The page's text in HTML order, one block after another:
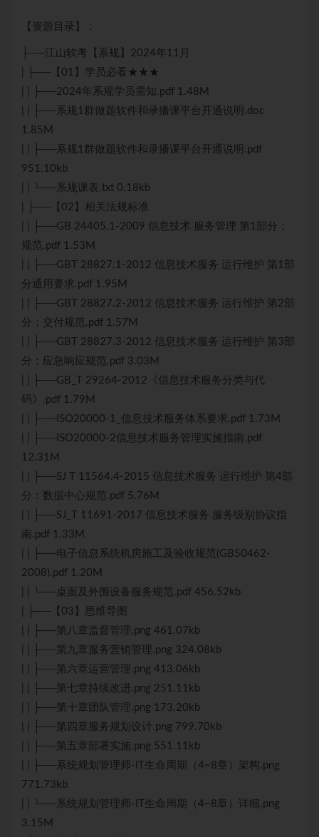
【资源目录】：
├──江山软考【系规】2024年11月
| ├──【01】学员必看★★★
| | ├──2024年系规学员需知.pdf 1.48M
| | ├──系规1群做题软件和录播课平台开通说明.doc
1.85M
| | ├──系规1群做题软件和录播课平台开通说明.pdf
951.10kb
| | └──系规课表.txt 0.18kb
| ├──【02】相关法规标准
| | ├──GB 24405.1-2009 信息技术 服务管理 第1部分：
规范.pdf 1.53M
| | ├──GBT 28827.1-2012 信息技术服务 运行维护 第1部
分通用要求.pdf 1.95M
| | ├──GBT 28827.2-2012 信息技术服务 运行维护 第2部
分：交付规范.pdf 1.57M
| | ├──GBT 28827.3-2012 信息技术服务 运行维护 第3部
分：应急响应规范.pdf 3.03M
| | ├──GB_T 29264-2012《信息技术服务分类与代
码》.pdf 1.79M
| | ├──ISO20000-1_信息技术服务体系要求.pdf 1.73M
| | ├──ISO20000-2信息技术服务管理实施指南.pdf
12.31M
| | ├──SJ T 11564.4-2015 信息技术服务 运行维护 第4部
分：数据中心规范.pdf 5.76M
| | ├──SJ_T 11691-2017 信息技术服务 服务级别协议指
南.pdf 1.33M
| | ├──电子信息系统机房施工及验收规范(GB50462-
2008).pdf 1.20M
| | └──桌面及外围设备服务规范.pdf 456.52kb
| ├──【03】思维导图
| | ├──第八章监督管理.png 461.07kb
| | ├──第九章服务营销管理.png 324.08kb
| | ├──第六章运营管理.png 413.06kb
| | ├──第七章持续改进.png 251.11kb
| | ├──第十章团队管理.png 173.20kb
| | ├──第四章服务规划设计.png 799.70kb
| | ├──第五章部署实施.png 551.11kb
| | ├──系统规划管理师-IT生命周期（4~8章）架构.png
771.73kb
| | └──系统规划管理师-IT生命周期（4~8章）详细.png
3.15M